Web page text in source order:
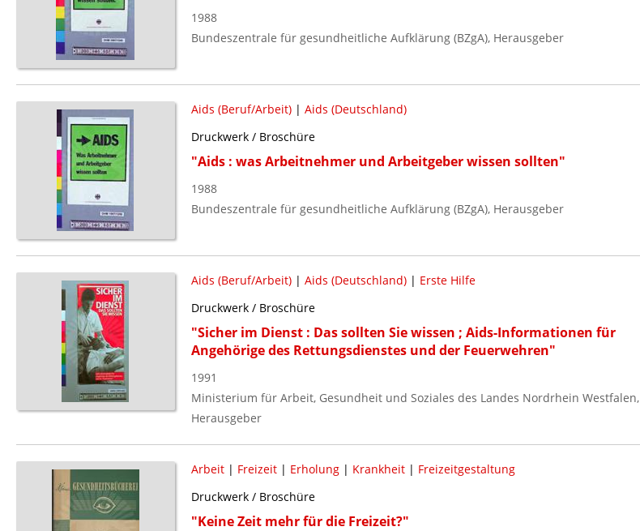
1988
Bundeszentrale für gesundheitliche Aufklärung (BZgA), Herausgeber
Aids (Beruf/Arbeit)| Aids (Deutschland)
Druckwerk / Broschüre
"Aids : was Arbeitnehmer und Arbeitgeber wissen sollten"
1988
Bundeszentrale für gesundheitliche Aufklärung (BZgA), Herausgeber
Aids (Beruf/Arbeit)| Aids (Deutschland)| Erste Hilfe
Druckwerk / Broschüre
"Sicher im Dienst : Das sollten Sie wissen ; Aids-Informationen für
Angehörige des Rettungsdienstes und der Feuerwehren"
1991
Ministerium für Arbeit, Gesundheit und Soziales des Landes Nordrhein Westfalen,
Herausgeber
Arbeit| Freizeit| Erholung| Krankheit| Freizeitgestaltung
Druckwerk / Broschüre
"Keine Zeit mehr für die Freizeit?"